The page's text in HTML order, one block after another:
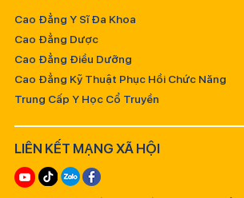
Cao Đẳng Y Sĩ Đa Khoa
Cao Đẳng Dược
Cao Đẳng Điều Dưỡng
Cao Đẳng Kỹ Thuật Phục Hồi Chức Năng
Trung Cấp Y Học Cổ Truyền
LIÊN KẾT MẠNG XÃ HỘI